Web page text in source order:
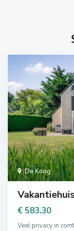
De Koog
€ 583.30
Veel privacy in